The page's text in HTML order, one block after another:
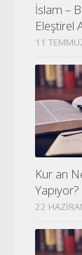
İslam –
Eleştirel
11
Kur an
22